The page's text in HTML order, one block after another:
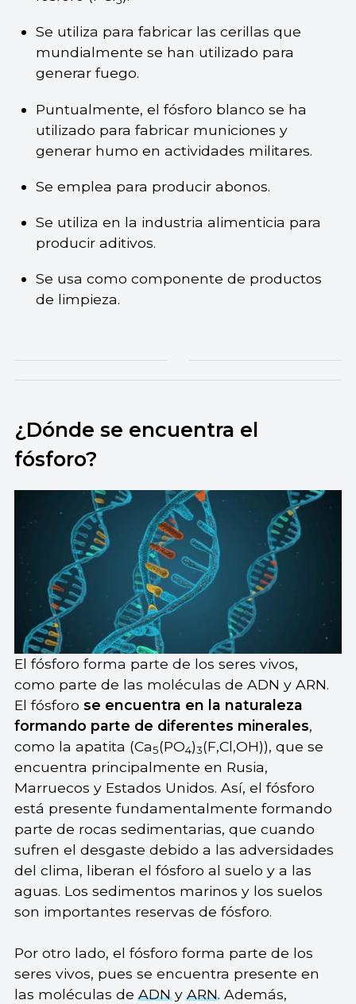
Se utiliza para fabricar las cerillas que
mundialmente se han utilizado para
generar fuego.
Puntualmente, el fósforo blanco se ha
utilizado para fabricar municiones y
generar humo en actividades militares.
Se emplea para producir abonos.
Se utiliza en la industria alimenticia para
producir aditivos.
Se usa como componente de productos
de limpieza.
¿Dónde se encuentra el
fósforo?
El fósforo forma parte de los seres vivos,
como parte de las moléculas de ADN y ARN.
El fósforo se encuentra en la naturaleza
formando parte de diferentes minerales,
como la apatita (Ca5(PO4)3(F,Cl,OH)), que se
encuentra principalmente en Rusia,
Marruecos y Estados Unidos. Así, el fósforo
está presente fundamentalmente formando
parte de rocas sedimentarias, que cuando
sufren el desgaste debido a las adversidades
del clima, liberan el fósforo al suelo y a las
aguas. Los sedimentos marinos y los suelos
son importantes reservas de fósforo.
Por otro lado, el fósforo forma parte de los
seres vivos, pues se encuentra presente en
las moléculas deADNyARN. Además,